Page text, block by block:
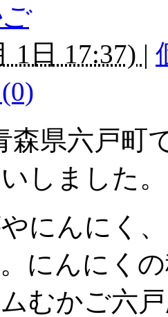
1日 17:37) |
森県六戸町
しました。
にんにく
にんにく
むかご六